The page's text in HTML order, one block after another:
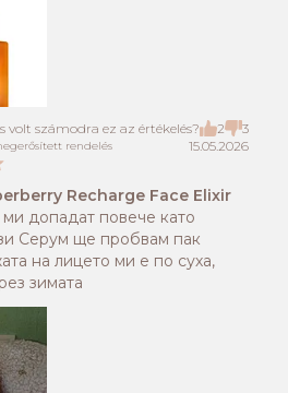
volt számodra ez az értékelés? 2 3
rendelés 15.05.2026
Recharge Face Elixir
допадат повече като
Серум ще пробвам пак
на лицето ми е по суха,
зимата